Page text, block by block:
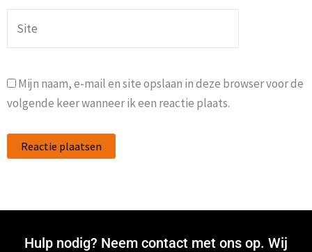
Mijn naam, e-mail en site opslaan in deze browser voor de
volgende keer wanneer ik een reactie plaats.
Hulp nodig? Neem contact met ons op. Wij